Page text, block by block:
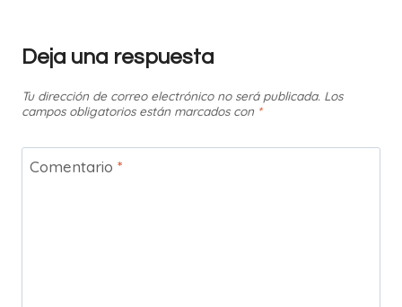
Deja una respuesta
Tu dirección de correo electrónico no será publicada. Los
campos obligatorios están marcados con *
Comentario *